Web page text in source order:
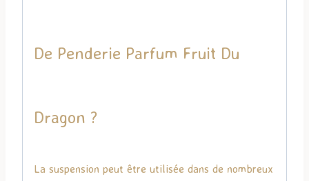
De Penderie Parfum Fruit Du
Dragon ?
La suspension peut être utilisée dans de nombreux